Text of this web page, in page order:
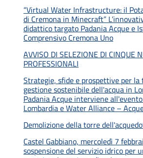
“Virtual Water Infrastructure: il
di Cremona in Minecraft”
didattico targato Padania Acque e
Comprensivo Cremona Uno
AVVISO DI SELEZIONE DI CINQUE
PROFESSIONALI
Strategie, sfide e prospettive per
gestione sostenibile dell'acqua in
Padania Acque interviene
Lombardia e Water Alliance –
Demolizione della torre
Castel Gabbiano, mercoledì 7
sospensione del servizio idrico per